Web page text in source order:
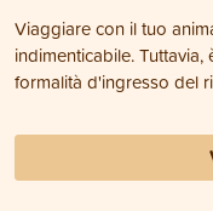
Viaggiare con il tuo
indimenticabile.
formalità d'ingresso del